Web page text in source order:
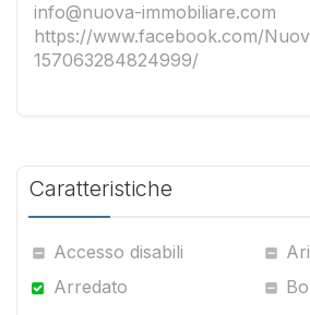
info@nuova-immobiliare.com
https://www.facebook.com/
157063284824999/
Caratteristiche
Accesso disabili
Arredato